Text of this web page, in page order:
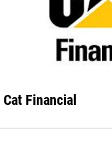
Cat Financial